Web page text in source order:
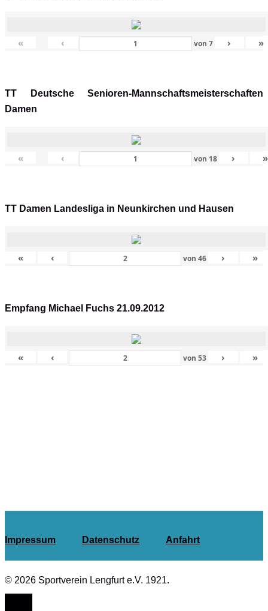
« ‹ von 7 › »
TT Deutsche Senioren-Mannschaftsmeisterschaften
Damen
« ‹ von 18 › »
TT Damen Landesliga in Neunkirchen und Hausen
« ‹ von46 › »
Empfang Michael Fuchs 21.09.2012
« ‹ von53 › »
Impressum Datenschutz Anfahrt
© 2026 Sportverein Lengfurt e.V. 1921.